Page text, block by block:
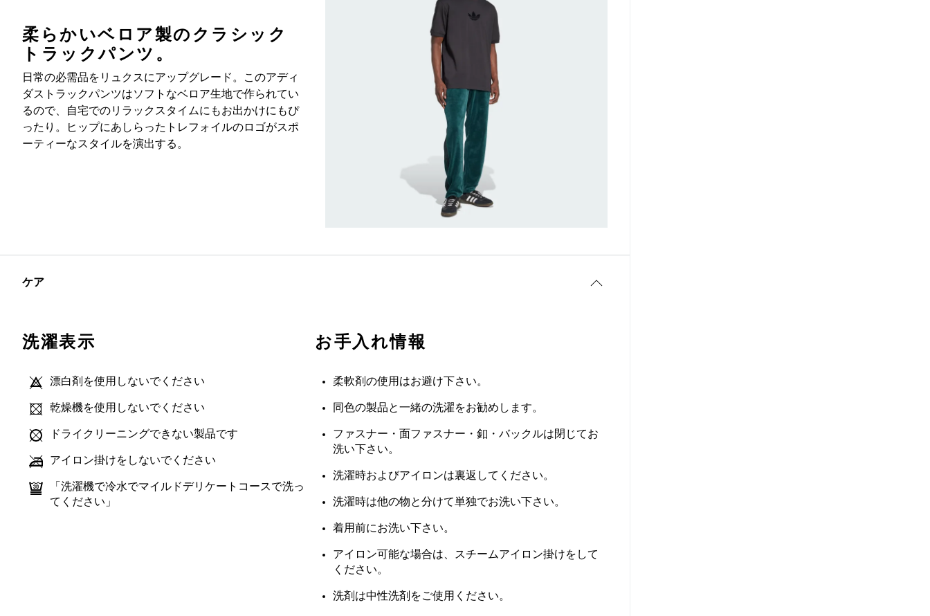
柔らかいベロア製のクラシック
トラックパンツ。
日常の必需品をリュクスにアップグレード。このアディ
ダストラックパンツはソフトなベロア生地で作られてい
るので、自宅でのリラックスタイムにもお出かけにもぴ
ったり。ヒップにあしらったトレフォイルのロゴがスポ
ーティーなスタイルを演出する。
ケア
洗濯表示
漂白剤を使用しないでください
乾燥機を使用しないでください
ドライクリーニングできない製品です
アイロン掛けをしないでください
「洗濯機で冷水でマイルドデリケートコースで洗っ
てください」
お手入れ情報
柔軟剤の使用はお避け下さい。
同色の製品と一緒の洗濯をお勧めします。
ファスナー・面ファスナー・釦・バックルは閉じてお
洗い下さい。
洗濯時およびアイロンは裏返してください。
洗濯時は他の物と分けて単独でお洗い下さい。
着用前にお洗い下さい。
アイロン可能な場合は、スチームアイロン掛けをして
ください。
洗剤は中性洗剤をご使用ください。